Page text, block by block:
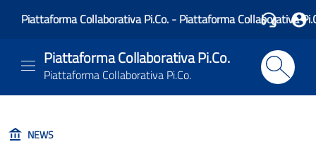
Piattaforma Collaborativa Pi.Co. - Piattaforma Collaborativa
Piattaforma Collaborativa Pi.Co.
Piattaforma Collaborativa Pi.Co.
NEWS